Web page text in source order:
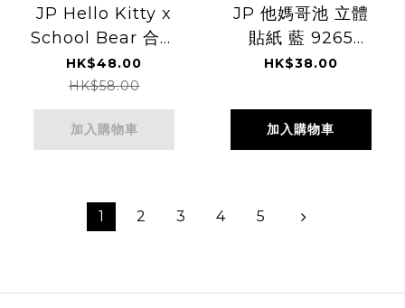
JP Hello Kitty x
School Bear 合皮
散子包快扣 4937
TK260808
HK$48.00
HK$58.00
加入購物車
JP 他媽哥池 立體
貼紙 藍 9265
TK260808
HK$38.00
加入購物車
1 2 3 4 5